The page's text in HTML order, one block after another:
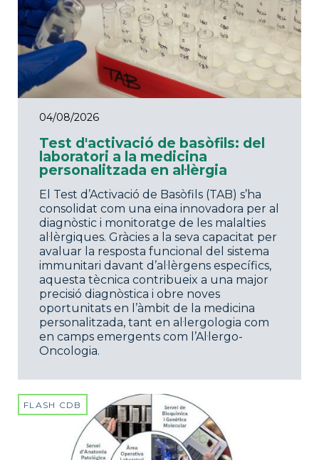
04/08/2026
Test d'activació de basòfils: del
laboratori a la medicina
personalitzada en al·lèrgia
El Test d’Activació de Basòfils (TAB) s’ha
consolidat com una eina innovadora per al
diagnòstic i monitoratge de les malalties
al·lèrgiques. Gràcies a la seva capacitat per
avaluar la resposta funcional del sistema
immunitari davant d’al·lèrgens específics,
aquesta tècnica contribueix a una major
precisió diagnòstica i obre noves
oportunitats en l’àmbit de la medicina
personalitzada, tant en al·lergologia com
en camps emergents com l’Al·lergo-
Oncologia.
FLASH CDB